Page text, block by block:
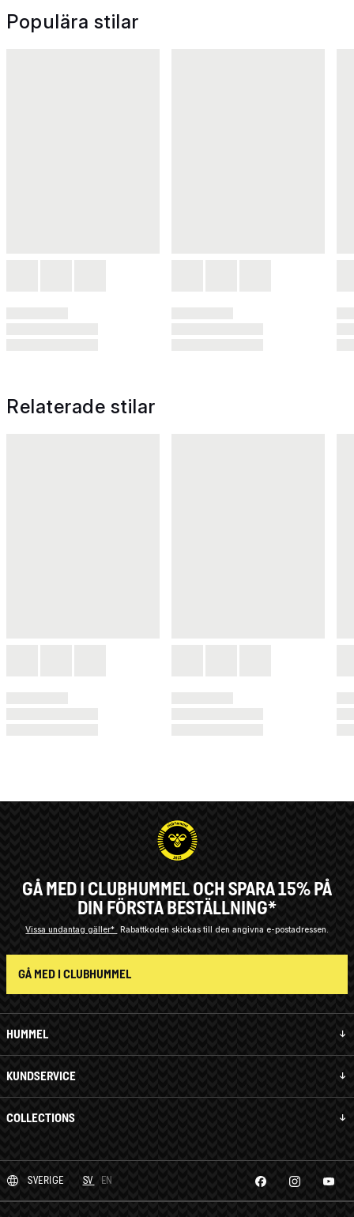
Populära stilar
Relaterade stilar
HUMMEL
KUNDSERVICE
COLLECTIONS
GÅ MED I CLUBHUMMEL OCH SPARA 15% PÅ
DIN FÖRSTA BESTÄLLNING*
Vissa undantag gäller* Rabattkoden skickas till den angivna e-postadressen.
GÅ MED I CLUBHUMMEL
SVERIGE SV EN